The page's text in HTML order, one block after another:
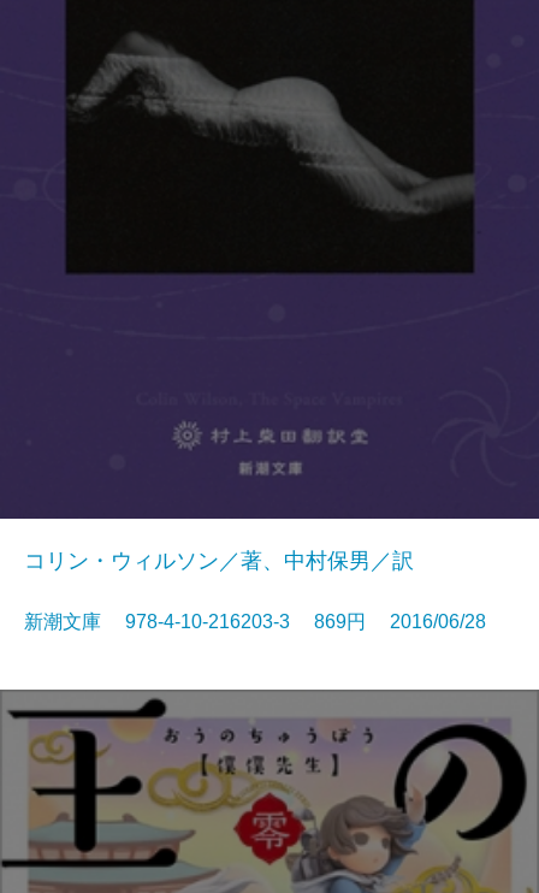
コリン・ウィルソン／著、中村保男／訳
新潮文庫 978-4-10-216203-3 869円 2016/06/28